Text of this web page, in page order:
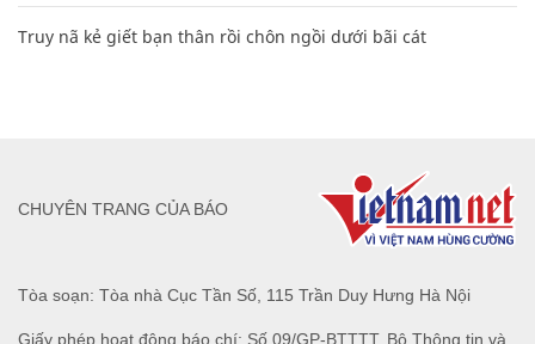
Truy nã kẻ giết bạn thân rồi chôn ngồi dưới bãi cát
Tòa soạn: Tòa nhà Cục Tần Số, 115 Trần Duy Hưng Hà Nội
Giấy phép hoạt động báo chí: Số 09/GP-BTTTT, Bộ Thông tin và
CHUYÊN TRANG CỦA BÁO